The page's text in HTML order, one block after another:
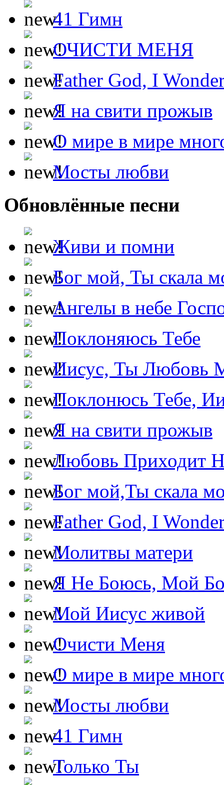
41 Гимн
ОЧИСТИ МЕНЯ
Father God, I
Я на свити прожыв
О мире в мире
Мосты любви
Обновлённые песни
Живи и помни
Бог мой, Ты скала
Ангелы в небе
Поклоняюсь Тебе
Иисус, Ты Любовь
Поклонюсь Тебе,
Я на свити прожыв
Любовь Приходит
Бог мой,Ты скала
Father God, I
Молитвы матери
Я Не Боюсь, Мой
Мой Иисус живой
Очисти Меня
О мире в мире
Мосты любви
41 Гимн
Только Ты